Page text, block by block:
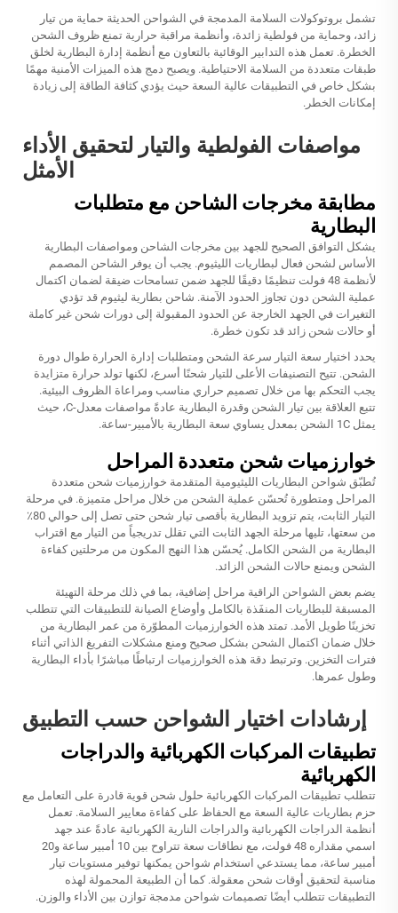
تشمل بروتوكولات السلامة المدمجة في الشواحن الحديثة حماية من تيار
زائد، وحماية من فولطية زائدة، وأنظمة مراقبة حرارية تمنع ظروف الشحن
الخطرة. تعمل هذه التدابير الوقائية بالتعاون مع أنظمة إدارة البطارية لخلق
طبقات متعددة من السلامة الاحتياطية. ويصبح دمج هذه الميزات الأمنية مهمًا
بشكل خاص في التطبيقات عالية السعة حيث يؤدي كثافة الطاقة إلى زيادة
إمكانات الخطر.
مواصفات الفولطية والتيار لتحقيق الأداء
الأمثل
مطابقة مخرجات الشاحن مع متطلبات
البطارية
يشكل التوافق الصحيح للجهد بين مخرجات الشاحن ومواصفات البطارية
الأساس لشحن فعال لبطاريات الليثيوم. يجب أن يوفر الشاحن المصمم
لأنظمة 48 فولت تنظيمًا دقيقًا للجهد ضمن تسامحات ضيقة لضمان اكتمال
عملية الشحن دون تجاوز الحدود الآمنة. شاحن بطارية ليثيوم قد تؤدي
التغيرات في الجهد الخارجة عن الحدود المقبولة إلى دورات شحن غير كاملة
أو حالات شحن زائد قد تكون خطرة.
يحدد اختيار سعة التيار سرعة الشحن ومتطلبات إدارة الحرارة طوال دورة
الشحن. تتيح التصنيفات الأعلى للتيار شحنًا أسرع، لكنها تولد حرارة متزايدة
يجب التحكم بها من خلال تصميم حراري مناسب ومراعاة الظروف البيئية.
تتبع العلاقة بين تيار الشحن وقدرة البطارية عادةً مواصفات معدل-C، حيث
يمثل 1C الشحن بمعدل يساوي سعة البطارية بالأمبير-ساعة.
خوارزميات شحن متعددة المراحل
تُطبّق شواحن البطاريات الليثيومية المتقدمة خوارزميات شحن متعددة
المراحل ومتطورة تُحسّن عملية الشحن من خلال مراحل متميزة. في مرحلة
التيار الثابت، يتم تزويد البطارية بأقصى تيار شحن حتى تصل إلى حوالي 80٪
من سعتها، تليها مرحلة الجهد الثابت التي تقلل تدريجياً من التيار مع اقتراب
البطارية من الشحن الكامل. يُحسّن هذا النهج المكون من مرحلتين كفاءة
الشحن ويمنع حالات الشحن الزائد.
يضم بعض الشواحن الراقية مراحل إضافية، بما في ذلك مرحلة التهيئة
المسبقة للبطاريات المنفَذة بالكامل وأوضاع الصيانة للتطبيقات التي تتطلب
تخزينًا طويل الأمد. تمتد هذه الخوارزميات المطوّرة من عمر البطارية من
خلال ضمان اكتمال الشحن بشكل صحيح ومنع مشكلات التفريغ الذاتي أثناء
فترات التخزين. وترتبط دقة هذه الخوارزميات ارتباطًا مباشرًا بأداء البطارية
وطول عمرها.
إرشادات اختيار الشواحن حسب التطبيق
تطبيقات المركبات الكهربائية والدراجات
الكهربائية
تتطلب تطبيقات المركبات الكهربائية حلول شحن قوية قادرة على التعامل مع
حزم بطاريات عالية السعة مع الحفاظ على كفاءة معايير السلامة. تعمل
أنظمة الدراجات الكهربائية والدراجات النارية الكهربائية عادةً عند جهد
اسمي مقداره 48 فولت، مع نطاقات سعة تتراوح بين 10 أمبير ساعة و20
أمبير ساعة، مما يستدعي استخدام شواحن يمكنها توفير مستويات تيار
مناسبة لتحقيق أوقات شحن معقولة. كما أن الطبيعة المحمولة لهذه
التطبيقات تتطلب أيضًا تصميمات شواحن مدمجة توازن بين الأداء والوزن.